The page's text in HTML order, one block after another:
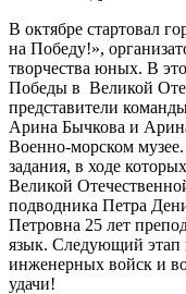
В октябре стартовал
на Победу!»,
творчества юных. В
Победы в Великой
представители
Арина Бычкова и
Военно-морском
задания, в ходе
Великой
подводника Петра
Петровна 25 лет
язык. Следующий этап
инженерных войск и
удачи!